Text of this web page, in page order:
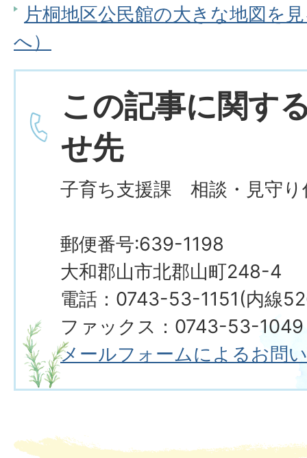
片桐地区公民館の大きな地図を
へ）
この記事に関す
せ先
子育ち支援課 相談・見守り
郵便番号:639-1198
大和郡山市北郡山町248-4
電話：0743-53-1151(内線
ファックス：0743-53-1049
メールフォームによるお問